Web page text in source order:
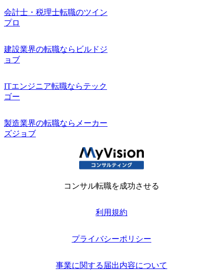
会計士・税理士転職のツイン
プロ
建設業界の転職ならビルドジ
ョブ
ITエンジニア転職ならテック
ゴー
製造業界の転職ならメーカー
ズジョブ
コンサル転職を成功させる
利用規約
プライバシーポリシー
事業に関する届出内容について